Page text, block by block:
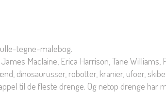
tegne-malebog.
Maclaine, Erica Harrison, Tane
dinosaurusser, robotter, kranier, ufoer,
til de fleste drenge. Og netop drenge